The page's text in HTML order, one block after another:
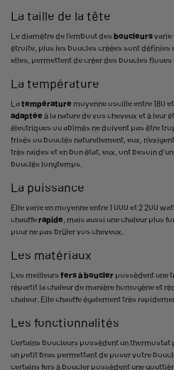
La taille de la tête
Le diamètre de l’embout des boucleursvarie
étroite, plus les boucles créées sont définies
elles, permettent de créer des boucles floues
La température
Latempérature moyenne oscille entre 180
adaptée à la nature de vos cheveux et à leur
électriques ou abîmés ne doivent pas être
frisés ou bouclés naturellement, eux,
très raides et en bon état, eux, ont besoin
bouclés longtemps.
La puissance
Elle varie en moyenne entre 1 000 et 2 200
chaufferapide, mais aussi une chaleur plus
pour ne pas brûler vos cheveux.
Les matériaux
Les meilleurs fers à boucler possèdent une
répartit la chaleur de manière homogène et
chaleur. Elle chauffe également très
Les fonctionnalités
Certains boucleurs possèdent un thermostat
un petit bras permettant de poser votre
certains fers à boucler possèdent une